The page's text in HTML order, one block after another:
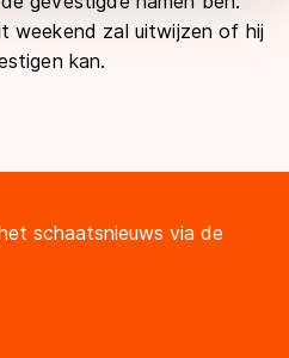
weekend zal uitwijzen of hij
kan.
schaatsnieuws via de